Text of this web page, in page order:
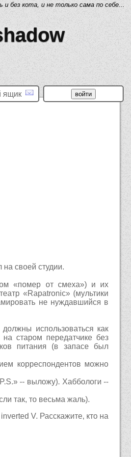
без кота, и не только сама по себе...
ящик
своей студии.
«помер от смеха») и их
«Rapatronic» (мультики
не нуждавшийся в
использоваться как
старом передатчике без
питания (в запасе был
корреспондентов можно
-- выложу). Хаббологи --
так, то весьма жаль).
V. Расскажите, кто на